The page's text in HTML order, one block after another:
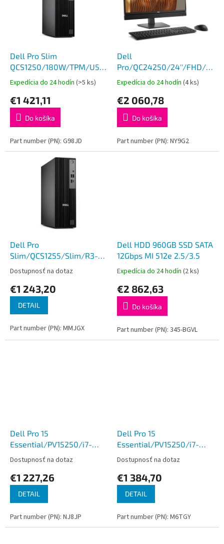
Dell Pro Slim
QCS1250/180W/TPM/U5-
235/16GB/512GB
SSD/Integrated/Kb/Mouse/W11
Pro/3Y ProSpt
Expedícia do 24 hodín (>5 ks)
€1 421,11
Do košíka
Part number (PN): G98JD
Dell
Pro/QC24250/24''/FHD/U7-
265/16GB/512GB/Intel
int/W11P/Čierna/3RNBD
Expedícia do 24 hodín (4 ks)
€2 060,78
Do košíka
Part number (PN): NY9G2
Dell Pro
Slim/QCS1255/Slim/R3-
8300G/8GB/512GB/AMD
int/W11P/3RNBD
Dostupnosť na dotaz
€1 243,20
DETAIL
Part number (PN): MMJGX
Dell HDD 960GB SSD SATA
12Gbps MI 512e 2.5/3.5
Expedícia do 24 hodín (2 ks)
€2 862,63
Do košíka
Part number (PN): 345-BGVL
Dell Pro 15
Essential/PV15250/i7-
1355U/15,6''/FHD/16GB/512GB/Intel
int/W11P/Black/3R NBD
Dostupnosť na dotaz
€1 227,26
DETAIL
Part number (PN): NJ8JP
Dell Pro 15
Essential/PV15250/i7-
1355U/15,6''/FHD/16GB/
int/W11P/Black/3R NBD
Dostupnosť na dotaz
€1 384,70
DETAIL
Part number (PN): M6TGY